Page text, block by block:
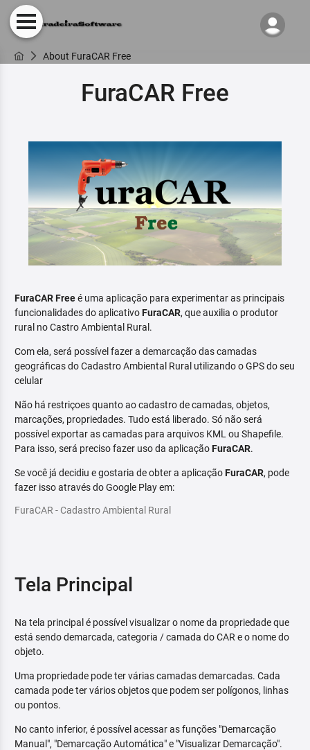
About FuraCAR Free
FuraCAR Free
FuraCAR Freeé uma aplicação para experimentar as principais
funcionalidades do aplicativoFuraCAR, que auxilia o produtor
rural no Castro Ambiental Rural.
Com ela, será possível fazer a demarcação das camadas
geográficas do Cadastro Ambiental Rural utilizando o GPS do seu
celular
Não há restriçoes quanto ao cadastro de camadas, objetos,
marcações, propriedades. Tudo está liberado. Só não será
possível exportar as camadas para arquivos KML ou Shapefile.
Para isso, será preciso fazer uso da aplicaçãoFuraCAR.
Se você já decidiu e gostaria de obter a aplicaçãoFuraCAR, pode
fazer isso através do Google Play em:
FuraCAR - Cadastro Ambiental Rural
Tela Principal
Na tela principal é possível visualizar o nome da propriedade que
está sendo demarcada, categoria / camada do CAR e o nome do
objeto.
Uma propriedade pode ter várias camadas demarcadas. Cada
camada pode ter vários objetos que podem ser polígonos, linhas
ou pontos.
No canto inferior, é possível acessar as funções "Demarcação
Manual", "Demarcação Automática" e "Visualizar Demarcação".